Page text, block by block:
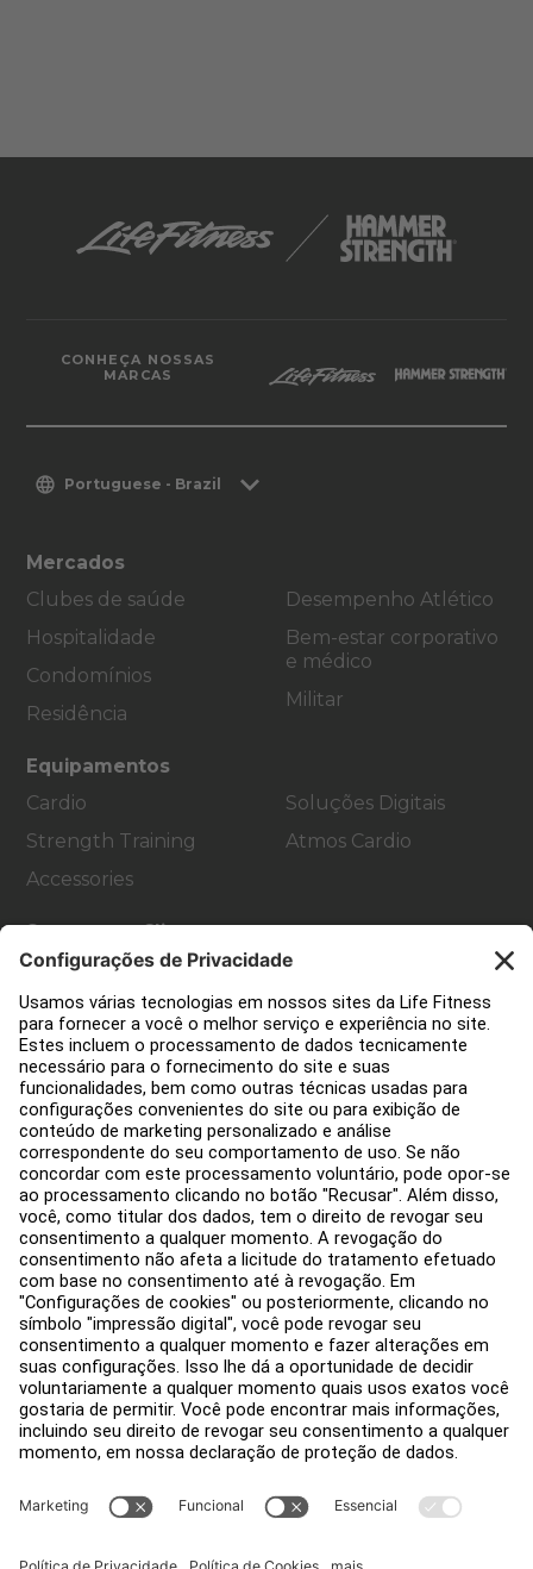
CONHEÇA NOSSAS
MARCAS
Portuguese - Brazil
Mercados
Clubes de saúde
Hospitalidade
Condomínios
Residência
Desempenho Atlético
Bem-estar corporativo
e médico
Militar
Equipamentos
Cardio
Strength Training
Accessories
Soluções Digitais
Atmos Cardio
Suporte ao Cliente
Design de academia
Hub de serviço
Hub de Educação
Sobre
Encontre um Distribuidor
Encontre uma loja
Legal
Acessibilidade
Carreiras
Entrar no Facility Connect